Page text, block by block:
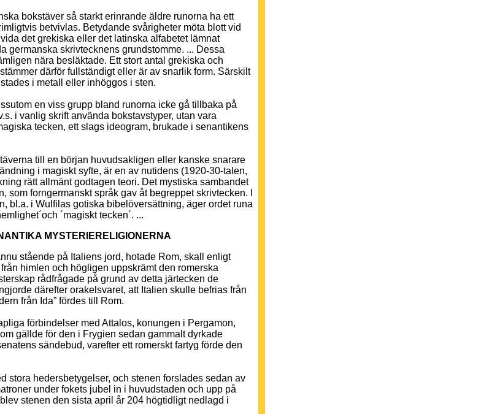
bokstäver så starkt erinrande äldre runorna ha ett
betvivlas. Betydande svårigheter möta blott vid
det grekiska eller det latinska alfabetet lämnat
germanska skrivtecknens grundstomme. ... Dessa
nära besläktade. Ett stort antal grekiska och
därför fullständigt eller är av snarlik form. Särskilt
i metall eller inhöggos i sten.
en viss grupp bland runorna icke gå tillbaka på
i vanlig skrift använda bokstavstyper, utan vara
tecken, ett slags ideogram, brukade i senantikens
till en början huvudsakligen eller kanske snarare
i magiskt syfte, är en av nutidens (1920-30-talen,
rätt allmänt godtagen teori. Det mystiska sambandet
som forngermanskt språk gav åt begreppet skrivtecken. I
bl.a. i Wulfilas gotiska bibelöversättning, äger ordet runa
´magiskt tecken´. ...
MYSTERIERELIGIONERNA
stående på Italiens jord, hotade Rom, skall enligt
himlen och högligen uppskrämt den romerska
rådfrågade på grund av detta järtecken de
därefter orakelsvaret, att Italien skulle befrias från
från Ida” fördes till Rom.
förbindelser med Attalos, konungen i Pergamon,
gällde för den i Frygien sedan gammalt dyrkade
sändebud, varefter ett romerskt fartyg förde den
stora hedersbetygelser, och stenen forslades sedan av
under fokets jubel in i huvudstaden och upp på
stenen den sista april år 204 högtidligt nedlagd i